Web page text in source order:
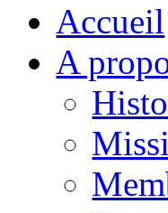
Accueil
A